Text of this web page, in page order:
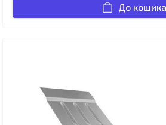
До кошика